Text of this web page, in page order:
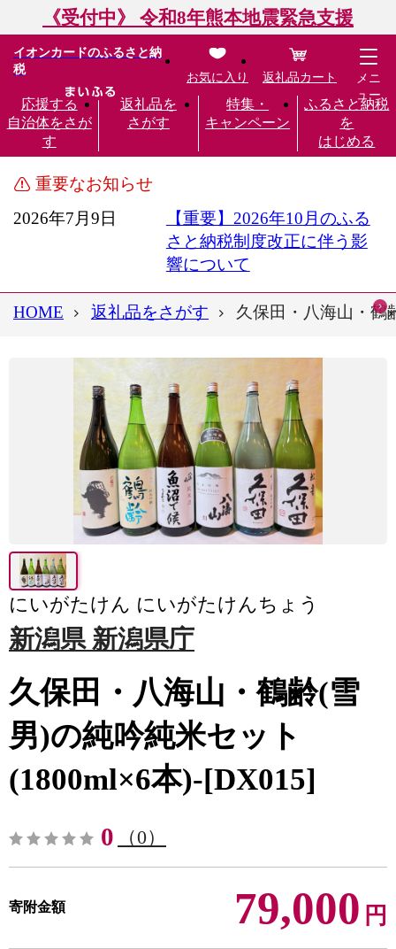
《受付中》 令和8年熊本地震緊急支援
イオンカードのふるさと納
税
応援する
自治体をさが
す
返礼品を
さがす
特集・
キャンペーン
ふるさと納税
を
はじめる
お気に入り 返礼品カート
メニ
ュー
重要なお知らせ
2026年7月9日
【重要】2026年10月のふる
さと納税制度改正に伴う影
響について
HOME 返礼品をさがす 久保田・八海山・鶴
にいがたけん にいがたけんちょう
新潟県 新潟県庁
久保田・八海山・鶴齢(雪
男)の純吟純米セット
(1800ml×6本)-[DX015]
0 （0）
寄附金額 79,000 円